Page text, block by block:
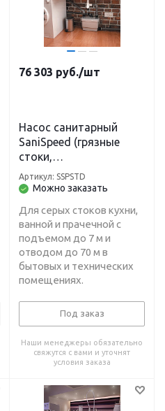
76 303 руб./шт
Насос санитарный
SaniSpeed (грязные
стоки,
кухня+ванна+прачечна
я ) Н-7 м, L-70 м
Можно заказать
Артикул: SSPSTD
Для серых стоков кухни,
ванной и прачечной с
подъемом до 7 м и
отводом до 70 м в
бытовых и технических
помещениях.
Под заказ
Наши менеджеры обязательно
свяжутся с вами и уточнят
условия заказа